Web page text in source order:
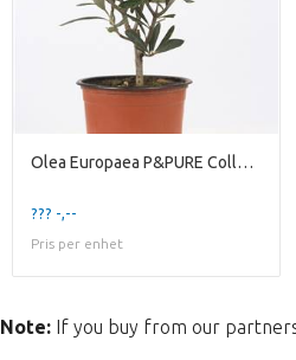
Olea Europaea P&PURE Collection
??? -,--
Pris per enhet
Note: If you buy from our